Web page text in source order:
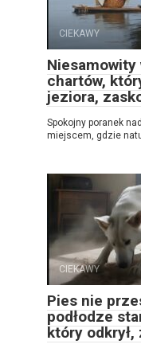
CIEKAWY
Niesamowity
chartów,
jeziora,
Spokojny poranek
miejscem, gdzie
CIEKAWY
Pies nie
podłodze
który odkrył,